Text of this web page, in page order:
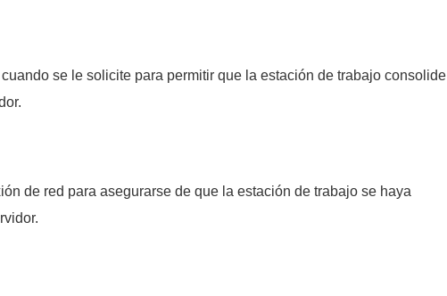
se le solicite para permitir que la estación de trabajo consolide
de red para asegurarse de que la estación de trabajo se haya